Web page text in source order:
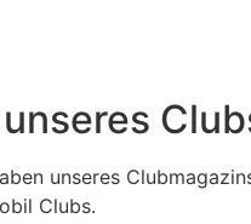
unseres
Clubs.